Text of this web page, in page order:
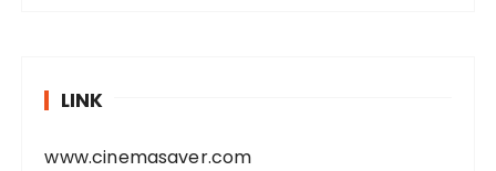
LINK
www.cinemasaver.com